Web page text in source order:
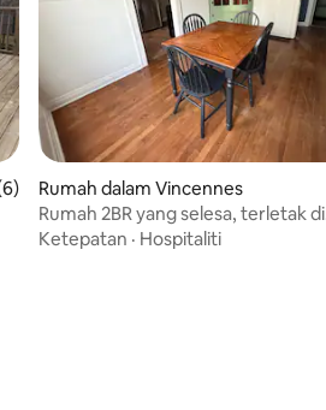
purata 5.0 daripada 5, 6 ulasan
Rumah dalam Vincennes
Rumah 2BR yang selesa, terletak di
tengah-tengah Vincennes
Ketepatan · Hospitaliti